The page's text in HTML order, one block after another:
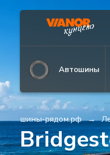
Автошины
шины-рядом.рф
Информация